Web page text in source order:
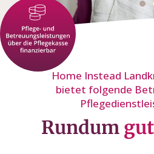
Home Instead
bietet folgende
Rundum